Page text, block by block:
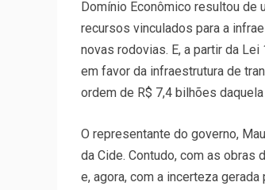
Domínio Econômico resultou de
recursos vinculados para a
novas rodovias. E, a partir da
em favor da infraestrutura de
ordem de R$ 7,4 bilhões
O representante do governo,
da Cide. Contudo, com as obras
e, agora, com a incerteza